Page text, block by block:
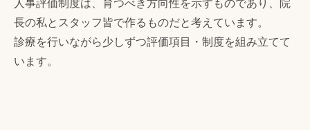
人事評価制度は、育つべき方向性を示すものであり、院
長の私とスタッフ皆で作るものだと考えています。
診療を行いながら少しずつ評価項目・制度を組み立てて
います。